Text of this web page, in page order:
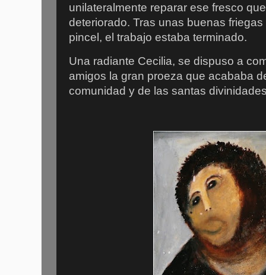
unilateralmente reparar ese fresco
deteriorado. Tras unas buenas
pincel, el trabajo estaba terminado.
Una radiante Cecilia, se dispuso a
amigos la gran proeza que acababa
comunidad y de las santas